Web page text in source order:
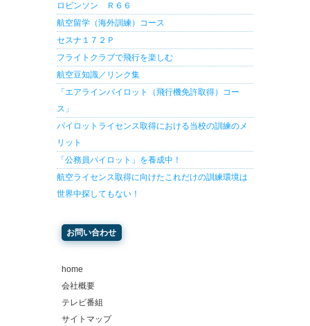
ロビンソン Ｒ６６
航空留学（海外訓練）コース
セスナ１７２Ｐ
フライトクラブで飛行を楽しむ
航空豆知識／リンク集
「エアラインパイロット（飛行機免許取得）コー
ス」
パイロットライセンス取得における当校の訓練のメ
リット
「公務員パイロット」を養成中！
航空ライセンス取得に向けたこれだけの訓練環境は
世界中探してもない！
お問い合わせ
home
会社概要
テレビ番組
サイトマップ